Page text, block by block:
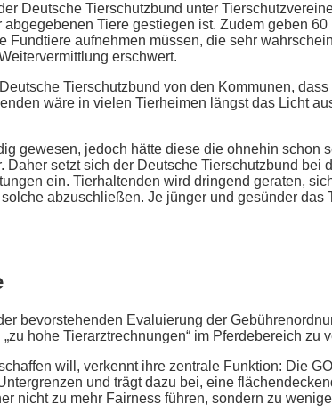
Deutsche Tierschutzbund unter
Tiere gestiegen ist. Zudem geben
Fundtiere aufnehmen müssen, die sehr
erschwert.
Tierschutzbund von den Kommunen,
wäre in vielen Tierheimen längst das Licht
gewesen, jedoch hätte diese die ohnehin schon
Daher setzt sich der Deutsche Tierschutzbund bei
ein. Tierhaltenden wird dringend geraten,
abzuschließen. Je jünger und gesünder das
bevorstehenden Evaluierung der
hohe Tierarztrechnungen“ im Pferdebereich zu
will, verkennt ihre zentrale Funktion: Die
und trägt dazu bei, eine
nicht zu mehr Fairness führen, sondern zu